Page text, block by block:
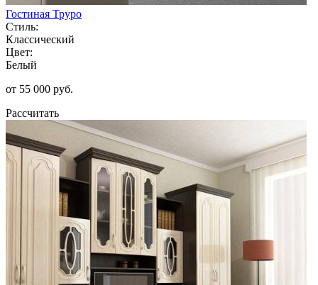
Гостиная Труро
Стиль:
Классический
Цвет:
Белый
от 55 000 руб.
Рассчитать